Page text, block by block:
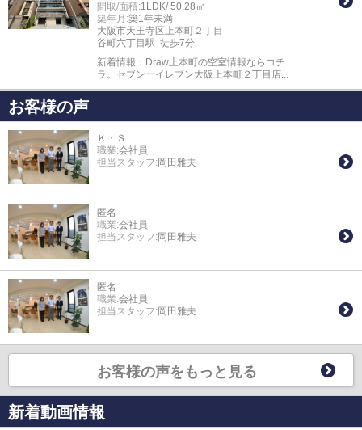
間取/面積:1LDK/ 50.28㎡
築年月:築1年未満
大阪市天王寺区上本町２丁目
谷町六丁目駅 徒歩7分
新着情報：Draw上本町の空室情報ならコチ
ラ。セブンーイレブン大阪上本町２丁目店...
お客様の声
Ｋ・Ｓ
職業:会社員
担当スタッフ: 岡田雅夫
匿名
職業:会社員
担当スタッフ: 岡田雅夫
匿名
職業:会社員
担当スタッフ:岡田雅夫
お客様の声をもっと見る
新着動画情報